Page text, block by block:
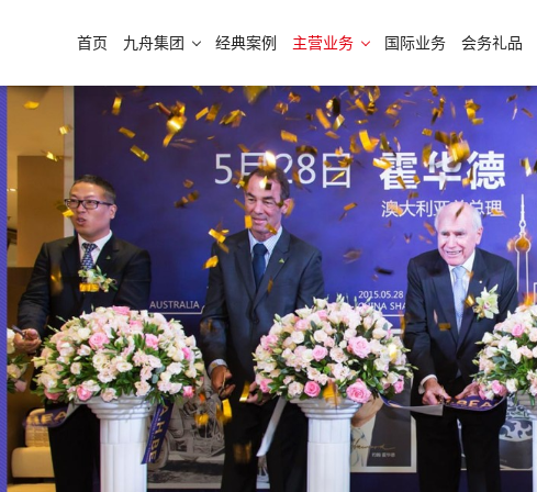
首页 九舟集团 经典案例 主营业务 国际业务 会务礼品